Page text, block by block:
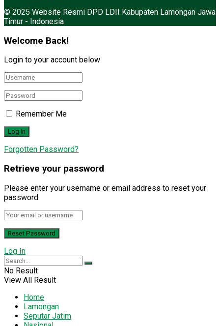
© 2025 Website Resmi DPD LDII Kabupaten Lamongan Jawa
Timur - Indonesia
Welcome Back!
Login to your account below
Remember Me
Forgotten Password?
Retrieve your password
Please enter your username or email address to reset your
password.
Log In
No Result
View All Result
Home
Lamongan
Seputar Jatim